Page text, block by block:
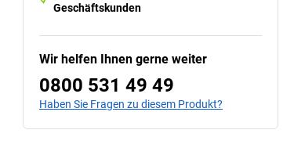
Geschäftskunden
Wir helfen Ihnen gerne weiter
0800 531 49 49
Haben Sie Fragen zu diesem Produkt?